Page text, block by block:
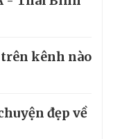
trên kênh nào
đẹp về